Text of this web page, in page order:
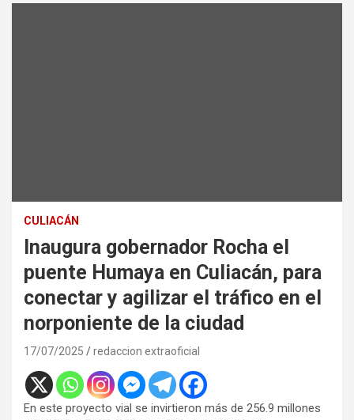
CULIACÁN
Inaugura gobernador Rocha el
puente Humaya en Culiacán, para
conectar y agilizar el tráfico en el
norponiente de la ciudad
17/07/2025 redaccion extraoficial
En este proyecto vial se invirtieron más de 256.9 millones